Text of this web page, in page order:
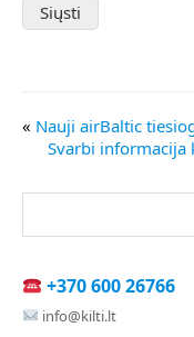
« Nauji airBaltic
Svarbi informacija
+370 600 26766
info@kilti.lt